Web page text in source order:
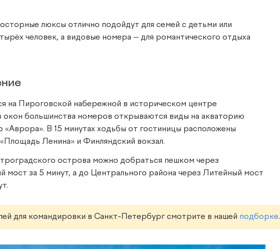
люксы отлично подойдут для семей с детьми или
человек, а видовые номера — для романтического отдыха
на Пироговской набережной в историческом центре
окон большинства номеров открываются виды на акваторию
«Аврора». В 15 минутах ходьбы от гостиницы расположены
Ленина» и Финляндский вокзал.
острова можно добраться пешком через
мост за 5 минут, а до Центрального района через Литейный мост
для командировки в Санкт-Петербург смотрите в нашей подборке.